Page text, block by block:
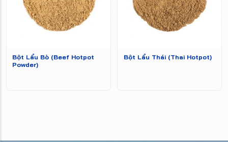
Bột Lẩu Bò (Beef Hotpot
Powder)
Bột Lẩu Thái (Thai Hotpot)